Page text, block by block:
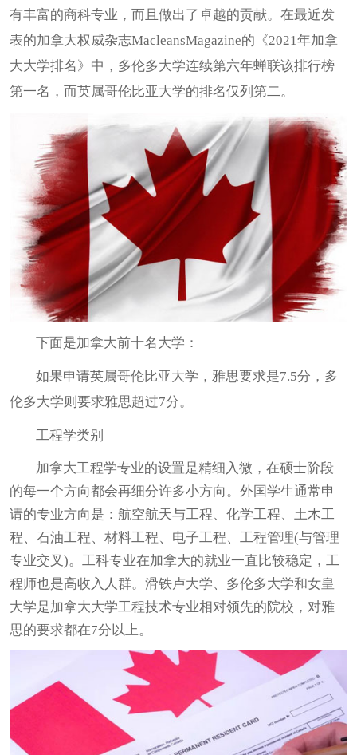
有丰富的商科专业，而且做出了卓越的贡献。在最近发
表的加拿大权威杂志MacleansMagazine的《2021年加拿
大大学排名》中，多伦多大学连续第六年蝉联该排行榜
第一名，而英属哥伦比亚大学的排名仅列第二。
下面是加拿大前十名大学：
如果申请英属哥伦比亚大学，雅思要求是7.5分，多
伦多大学则要求雅思超过7分。
工程学类别
加拿大工程学专业的设置是精细入微，在硕士阶段
的每一个方向都会再细分许多小方向。外国学生通常申
请的专业方向是：航空航天与工程、化学工程、土木工
程、石油工程、材料工程、电子工程、工程管理(与管理
专业交叉)。工科专业在加拿大的就业一直比较稳定，工
程师也是高收入人群。滑铁卢大学、多伦多大学和女皇
大学是加拿大大学工程技术专业相对领先的院校，对雅
思的要求都在7分以上。